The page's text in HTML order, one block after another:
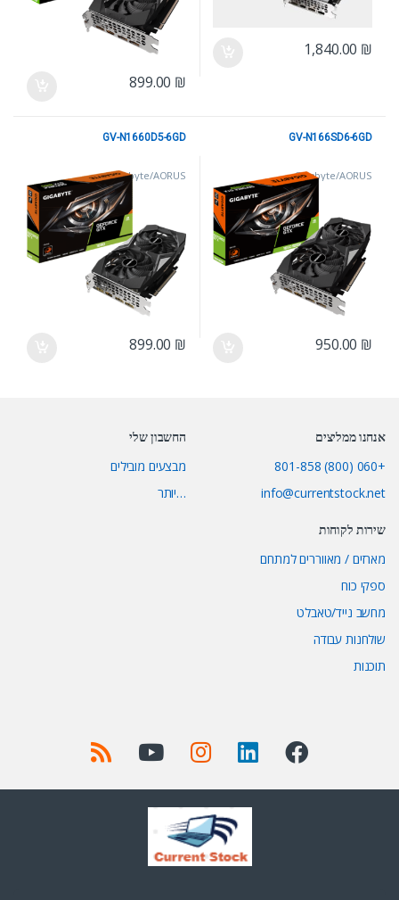
1,840.00 ₪
899.00 ₪
Gigabyte/AORUS
GV-N166SD6-6GD
950.00 ₪
Gigabyte/AORUS
GV-N1660D5-6GD
899.00 ₪
אנחנו ממליצים
+060 (800) 801-858
info@currentstock.net
החשבון שלי
מבצעים מובילים
…יותר
שירות לקוחות
מארזים / מאווררים למתחם
ספקי כוח
מחשב נייד/טאבלט
שולחנות עבודה
תוכנות